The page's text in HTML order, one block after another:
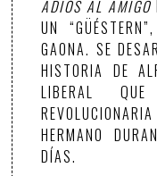
ADIÓS AL AMIGO
UN
GAONA. SE
HISTORIA DE
LIBERAL
HERMANO
DÍAS.